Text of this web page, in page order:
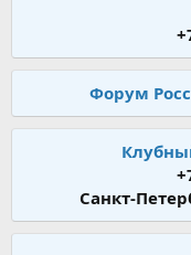
Форум
Санкт-